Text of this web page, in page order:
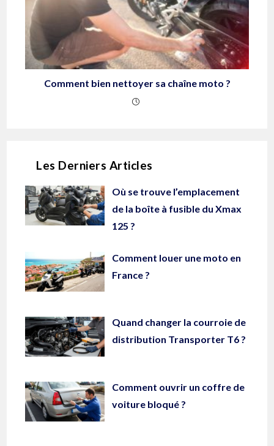
Comment bien nettoyer sa chaîne moto ?
Les Derniers Articles
Où se trouve l’emplacement
de la boîte à fusible du Xmax
125 ?
Comment louer une moto en
France ?
Quand changer la courroie de
distribution Transporter T6 ?
Comment ouvrir un coffre de
voiture bloqué ?